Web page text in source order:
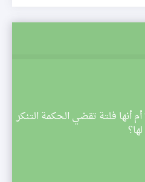
أنها فلتة تقضي الحكمة التنكر
لها؟